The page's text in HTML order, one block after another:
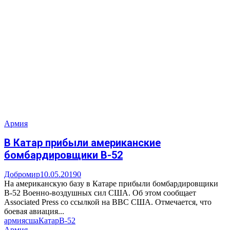
Армия
В Катар прибыли американские
бомбардировщики B-52
Добромир10.05.20190
На американскую базу в Катаре прибыли бомбардировщики
B-52 Военно-воздушных сил США. Об этом сообщает
Associated Press со ссылкой на ВВС США. Отмечается, что
боевая авиация...
армиясшаКатарB-52